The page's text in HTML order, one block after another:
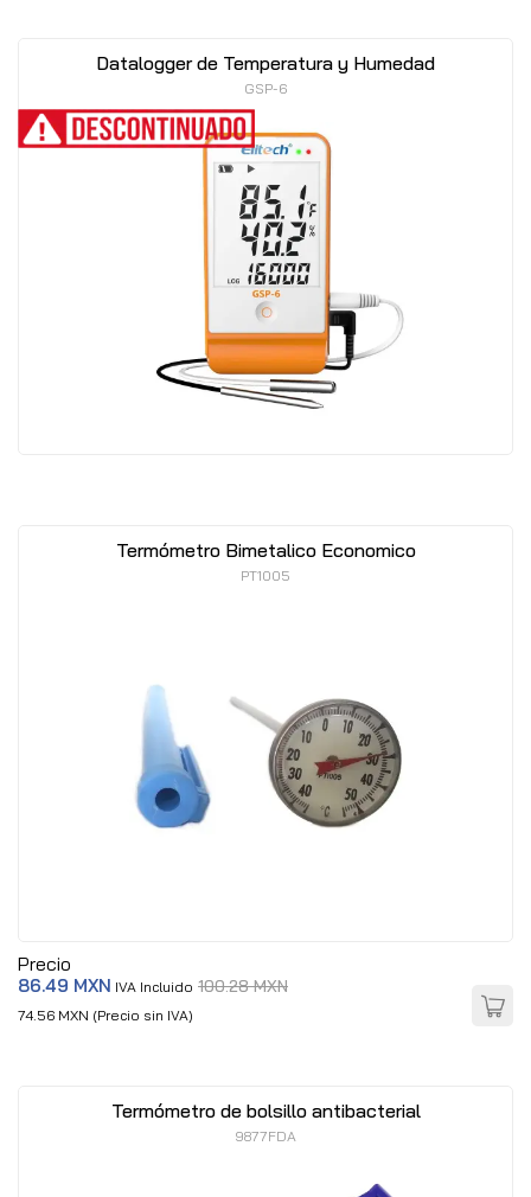
Datalogger de Temperatura y Humedad
GSP-6
Termómetro Bimetalico Economico
PT1005
Precio
86.49 MXN IVA Incluido 100.28 MXN
74.56 MXN (Precio sin IVA)
Termómetro de bolsillo antibacterial
9877FDA